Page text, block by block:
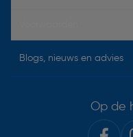
Blogs, nieuws en advies
Op de